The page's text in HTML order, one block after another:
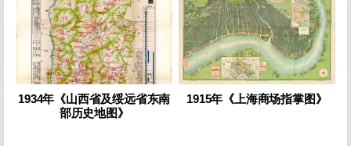
1934年《山西省及绥远省东南
部历史地图》
1915年《上海商场指掌图》